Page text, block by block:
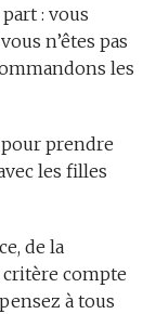
: vous
n’êtes pas
les
pour prendre
les filles
de la
critère compte
à tous